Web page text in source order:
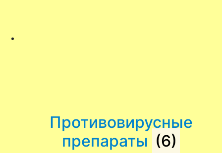
Противовирусные
препараты (6)